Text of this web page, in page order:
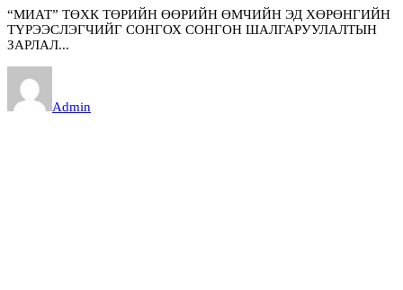
“МИАТ” ТӨХК ТӨРИЙН ӨӨРИЙН ӨМЧИЙН ЭД ХӨРӨНГИЙН
ТҮРЭЭСЛЭГЧИЙГ СОНГОХ СОНГОН ШАЛГАРУУЛАЛТЫН
ЗАРЛАЛ...
Admin